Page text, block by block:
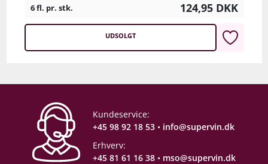
6 fl. pr. stk. 124,95 DKK
UDSOLGT
Kundeservice:
+45 98 92 18 53 • info@supervin.dk
Erhverv:
+45 81 61 16 38 • mso@supervin.dk